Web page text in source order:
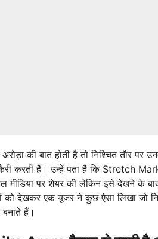
की बात होती है तो निश्चित तौर
करती है। उन्हें पता है कि Stretch
मीडिया पर शेयर की लेकिन इसे देखने
देखकर एक यूजर ने कुछ ऐसा लिखा जो
हैं।